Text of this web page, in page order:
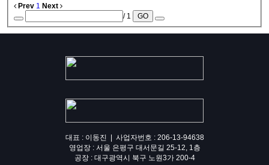
Prev 1 Next
/ 1
GO
대표 : 이동진 | 사업자번호 : 206-13-94638
영업장 : 서울 은평구 대서문길 25-12, 1층
공장 : 대구광역시 북구 노원3가 200-4